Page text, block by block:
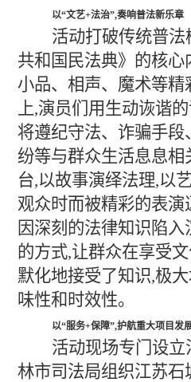
以“文艺+法治”,奏响普法新乐章
活动打破传统普
共和国民法典》的核心
小品、相声、魔术等
上,演员们用生动诙谐
将遵纪守法、诈骗手段
纷等与群众生活息息
台,以故事演绎法理,以
观众时而被精彩的表演
因深刻的法律知识陷
的方式,让群众在享受
默化地接受了知识,极
味性和时效性。
以“服务+保障”,护航重大项目发
活动现场专门设
林市司法局组织江苏